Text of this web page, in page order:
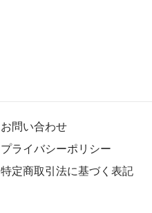
お問い合わせ
プライバシーポリシー
特定商取引法に基づく表記